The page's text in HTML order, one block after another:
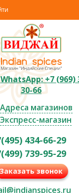
WhatsApp: +7 (969)
30-66
Адреса магазинов
Экспресс-магазин
434-66-29
739-95-29
Заказать звонок